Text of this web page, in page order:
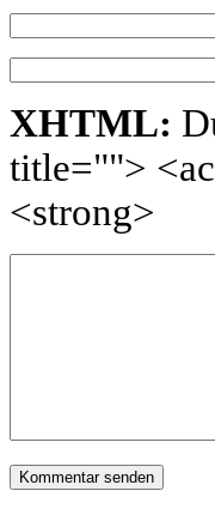
XHTML:
title="">
<strong>